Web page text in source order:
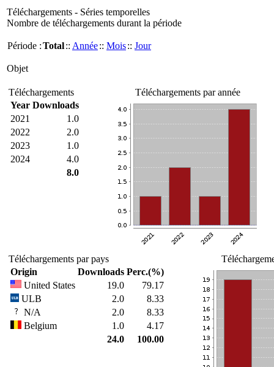
Téléchargements - Séries temporelles
Nombre de téléchargements durant la période
Période :Total:: Année:: Mois:: Jour
Objet
Téléchargements
Year Downloads
2021
1.0
2022
2.0
2023
1.0
2024
4.0
8.0
Téléchargements par année
Téléchargements par pays
Origin
Downloads Perc.(%)
United States
19.0
79.17
ULB
2.0
8.33
N/A
2.0
8.33
Belgium
1.0
4.17
24.0
100.00